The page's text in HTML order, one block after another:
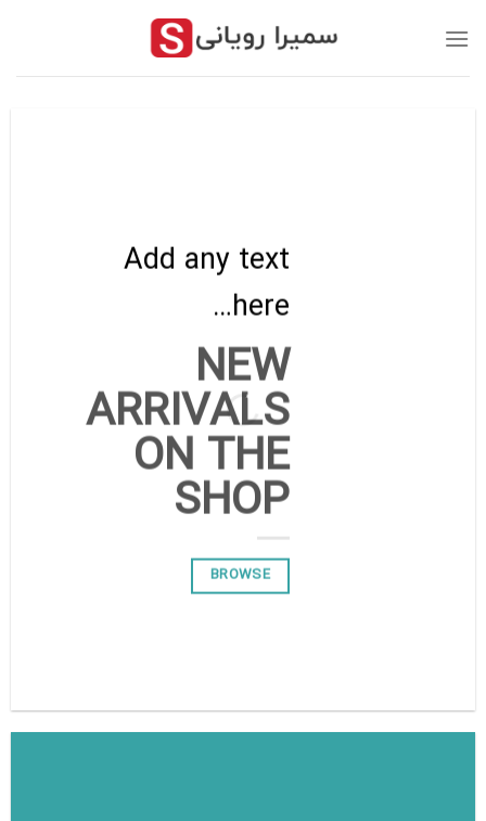
Add any text here…
NEW ARRIVALS
ON THE SHOP
BROWSE
Add any text
here…
NEW
ARRIVALS
ON THE
SHOP
BROWSE